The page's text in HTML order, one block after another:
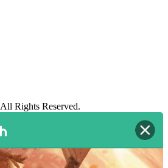
All Rights Reserved.